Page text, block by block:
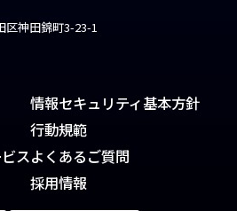
区神田錦町3-23-1
ス
情報セキュリティ基本方針
行動規範
よくあるご質問
採用情報